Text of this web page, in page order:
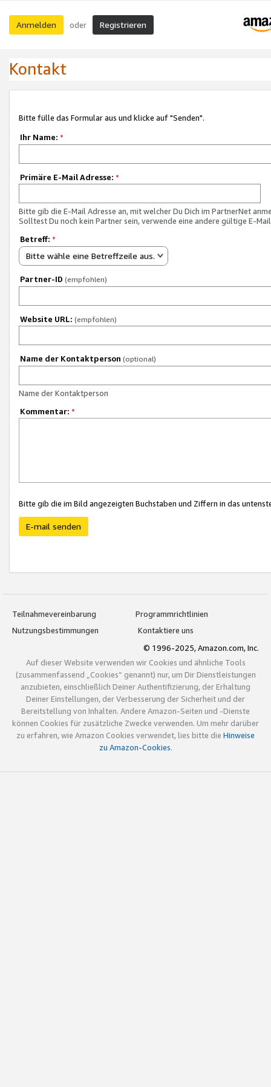
Anmelden oder Registrieren
Kontakt
Bitte fülle das Formular aus und klicke auf "Senden".
Ihr Name: *
Primäre E-Mail Adresse: *
Bitte gib die E-Mail Adresse an, mit welcher Du Dich im PartnerNet
Solltest Du noch kein Partner sein, verwende eine andere gültige E-
Betreff: *
Bitte wähle eine Betreffzeile aus.
Partner-ID (empfohlen)
Website URL: (empfohlen)
Name der Kontaktperson (optional)
Name der Kontaktperson
Kommentar: *
Bitte gib die im Bild angezeigten Buchstaben und Ziffern in das
E-mail senden
Teilnahmevereinbarung
Programmrichtlinien
Nutzungsbestimmungen
Kontaktiere uns
© 1996-2025, Amazon.com, Inc.
Auf dieser Website verwenden wir Cookies und ähnliche Tools
(zusammenfassend „Cookies“ genannt) nur, um Dir Dienstleistungen
anzubieten, einschließlich Deiner Authentifizierung, der Erhaltung
Deiner Einstellungen, der Verbesserung der Sicherheit und der
Bereitstellung von Inhalten. Andere Amazon-Seiten und -Dienste
können Cookies für zusätzliche Zwecke verwenden. Um mehr darüber
zu erfahren, wie Amazon Cookies verwendet, lies bitte die Hinweise
zu Amazon-Cookies.